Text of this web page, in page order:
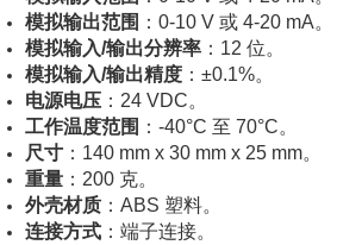
模拟输出范围 ：0-10 V 或 4-20 mA。
模拟输入/输出分辨率 ：12 位。
模拟输入/输出精度 ：±0.1%。
电源电压 ：24 VDC。
工作温度范围 ：-40°C 至 70°C。
尺寸 ：140 mm x 30 mm x 25 mm。
重量 ：200 克。
外壳材质 ：ABS 塑料。
连接方式 ：端子连接。